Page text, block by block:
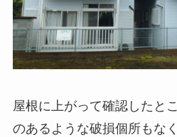
屋根に上がって確認したと
のあるような破損個所もな